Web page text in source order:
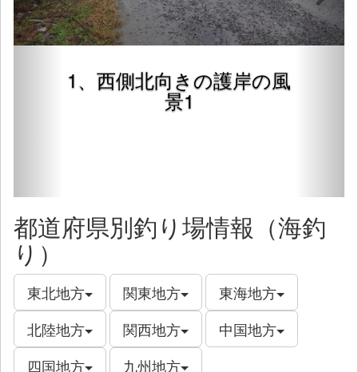
1、西側北向きの護岸の風
景1
都道府県別釣り場情報（海釣
り）
東北地方 関東地方
東海地方
北陸地方
関西地方
中国地方
四国地方
九州地方